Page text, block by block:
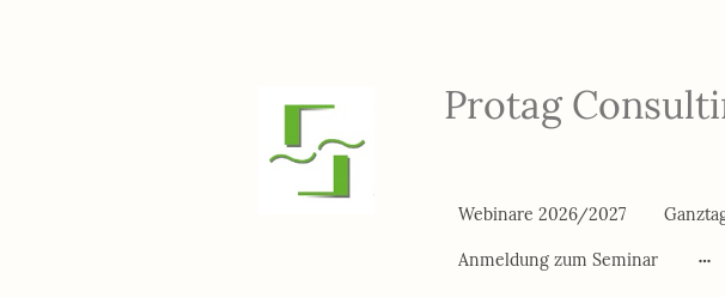
Protag
Webinare 2026/2027
Anmeldung zum Seminar